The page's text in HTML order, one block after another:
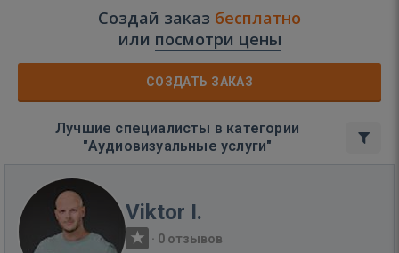
Создай заказ бесплатно
или посмотри цены
СОЗДАТЬ ЗАКАЗ
Лучшие специалисты в категории
"Аудиовизуальные услуги"
Viktor I.
· 0 отзывов